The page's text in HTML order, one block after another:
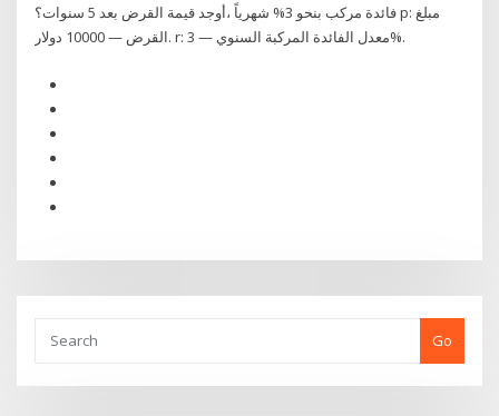
فائدة مركب بنحو 3% شهرياً ،أوجد قيمة القرض بعد 5 سنوات؟ p: مبلغ
القرض — 10000 دولار. r: معدل الفائدة المركبة السنوي — 3%.
Go